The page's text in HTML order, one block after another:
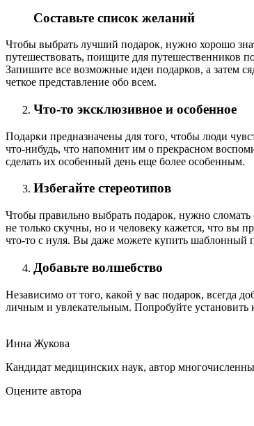
Составьте список желаний
Чтобы выбрать лучший подарок, нужно хорошо
путешествовать, поищите для путешественников
Запишите все возможные идеи подарков, а затем
четкое представление обо всем.
Что-то эксклюзивное и особенное
Подарки предназначены для того, чтобы люди
что-нибудь, что напомнит им о прекрасном
сделать их особенный день еще более особенным.
Избегайте стереотипов
Чтобы правильно выбрать подарок, нужно
не только скучны, но и человеку кажется, что вы
что-то с нуля. Вы даже можете купить шаблонный
Добавьте волшебство
Независимо от того, какой у вас подарок, всегда
личным и увлекательным. Попробуйте установить
Инна Жукова
Кандидат медицинских наук, автор
Оцените автора